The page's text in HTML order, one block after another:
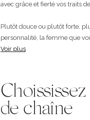
avec grâce et fierté vos traits
Plutôt douce ou plutôt forte,
personnalité, la femme que
Voir plus
de chaîne